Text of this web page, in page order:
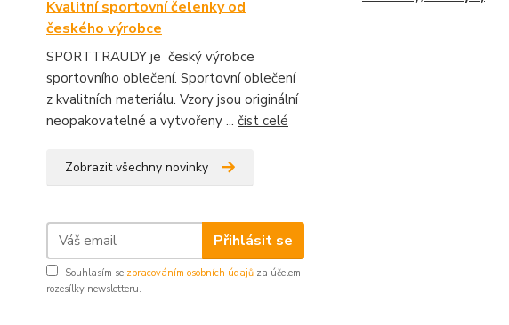
Kvalitní sportovní čelenky od
českého výrobce
SPORTTRAUDY je český výrobce
sportovního oblečení. Sportovní oblečení
z kvalitních materiálu. Vzory jsou originální
neopakovatelné a vytvořeny ... číst celé
Zobrazit všechny novinky
Přihlásit se
Souhlasím se zpracováním osobních údajů za účelem
rozesílky newsletteru.